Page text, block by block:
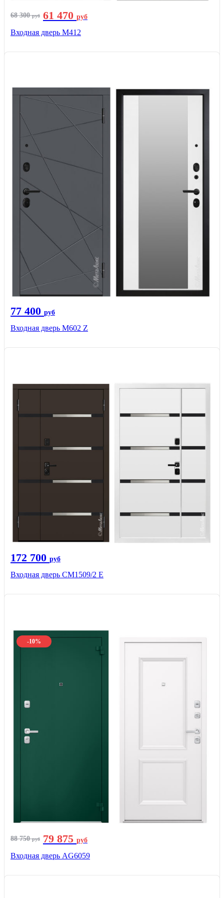
68 300руб 61 470 руб
Входная дверь М412
77 400 руб
Входная дверь М602 Z
172 700 руб
Входная дверь CМ1509/2 Е
-10%
88 750руб 79 875 руб
Входная дверь AG6059